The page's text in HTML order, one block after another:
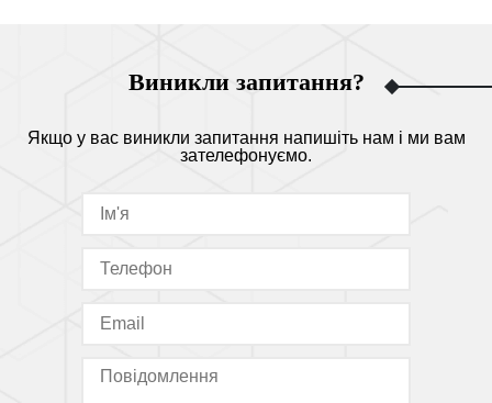
Виникли запитання?
Якщо у вас виникли запитання напишіть нам і ми вам
зателефонуємо.